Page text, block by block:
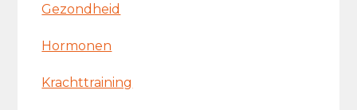
Gezondheid
Hormonen
Krachttraining